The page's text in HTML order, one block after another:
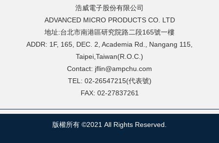
浩威電子股份有限公司
ADVANCED MICRO PRODUCTS CO. LTD
地址:台北市南港區研究院路二段165號一樓
ADDR: 1F, 165, DEC. 2, Academia Rd., Nangang 115,
Taipei,Taiwan(R.O.C.)
Contact: jflin@ampchu.com
TEL: 02-26547215(代表號)
FAX: 02-27837261
版權所有 ©2021 All Rights Reserved.